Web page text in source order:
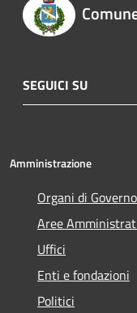
SEGUICI SU
Amministrazione
Organi di Governo
Aree
Uffici
Enti e fondazioni
Politici